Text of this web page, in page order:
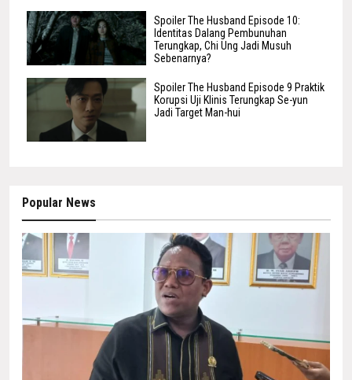
Spoiler The Husband Episode 10:
Identitas Dalang Pembunuhan
Terungkap, Chi Ung Jadi Musuh
Sebenarnya?
Spoiler The Husband Episode 9 Praktik
Korupsi Uji Klinis Terungkap Se-yun
Jadi Target Man-hui
Popular News